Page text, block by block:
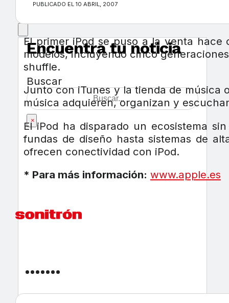
Encuentra tu noticia
Buscar
×
PUBLICADO EL 10 ABRIL, 2007
El primer iPod se puso a la venta hace
modelos, incluyendo cinco
shuffle.
Junto con iTunes y la tienda de música
música adquieren, organizan y
El iPod ha disparado un ecosistema
fundas de diseño hasta sistemas de
ofrecen conectividad con iPod.
* Para más información: www.apple.es